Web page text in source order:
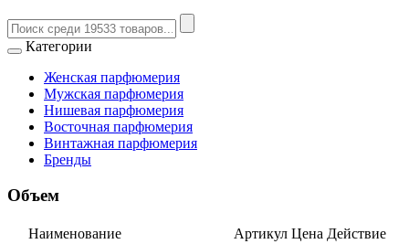
Категории
Женская парфюмерия
Мужская парфюмерия
Нишевая парфюмерия
Восточная парфюмерия
Винтажная парфюмерия
Бренды
Объем
Наименование Артикул Цена Действие